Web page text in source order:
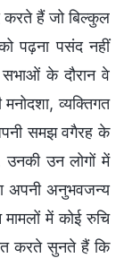
करते हैं जो बिल्कुल
पढ़ना पसंद नहीं
के दौरान वे
व्यक्तिगत
समझ वगैरह के
उन लोगों में
अपनी अनुभवजन्य
में कोई रुचि
करते सुनते हैं कि